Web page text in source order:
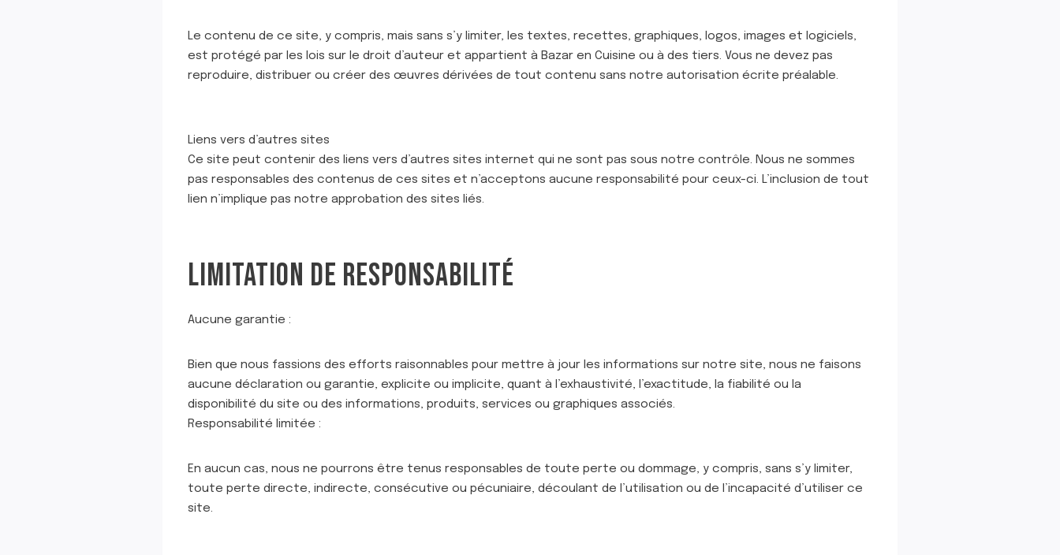
Le contenu de ce site, y compris, mais sans s’y limiter, les textes, recettes, graphiques, logos, images et logiciels,
est protégé par les lois sur le droit d’auteur et appartient à Bazar en Cuisine ou à des tiers. Vous ne devez pas
reproduire, distribuer ou créer des œuvres dérivées de tout contenu sans notre autorisation écrite préalable.
Liens vers d’autres sites
Ce site peut contenir des liens vers d’autres sites internet qui ne sont pas sous notre contrôle. Nous ne sommes
pas responsables des contenus de ces sites et n’acceptons aucune responsabilité pour ceux-ci. L’inclusion de tout
lien n’implique pas notre approbation des sites liés.
LIMITATION DE RESPONSABILITÉ
Aucune garantie :
Bien que nous fassions des efforts raisonnables pour mettre à jour les informations sur notre site, nous ne faisons
aucune déclaration ou garantie, explicite ou implicite, quant à l’exhaustivité, l’exactitude, la fiabilité ou la
disponibilité du site ou des informations, produits, services ou graphiques associés.
Responsabilité limitée :
En aucun cas, nous ne pourrons être tenus responsables de toute perte ou dommage, y compris, sans s’y limiter,
toute perte directe, indirecte, consécutive ou pécuniaire, découlant de l’utilisation ou de l’incapacité d’utiliser ce
site.